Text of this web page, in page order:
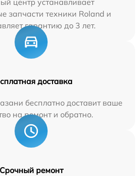
центр устанавливает
запчасти техники Roland и
гарантию до 3 лет.
доставка
бесплатно доставит ваше
на ремонт и обратно.
Срочный ремонт